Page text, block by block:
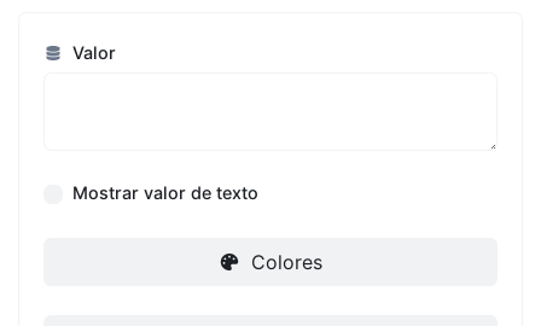
Valor
Mostrar valor de texto
Colores